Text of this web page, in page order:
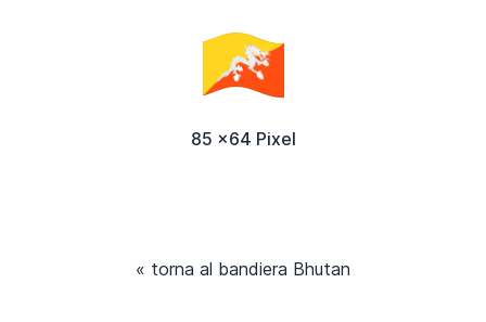
85 x64 Pixel
« torna al bandiera Bhutan